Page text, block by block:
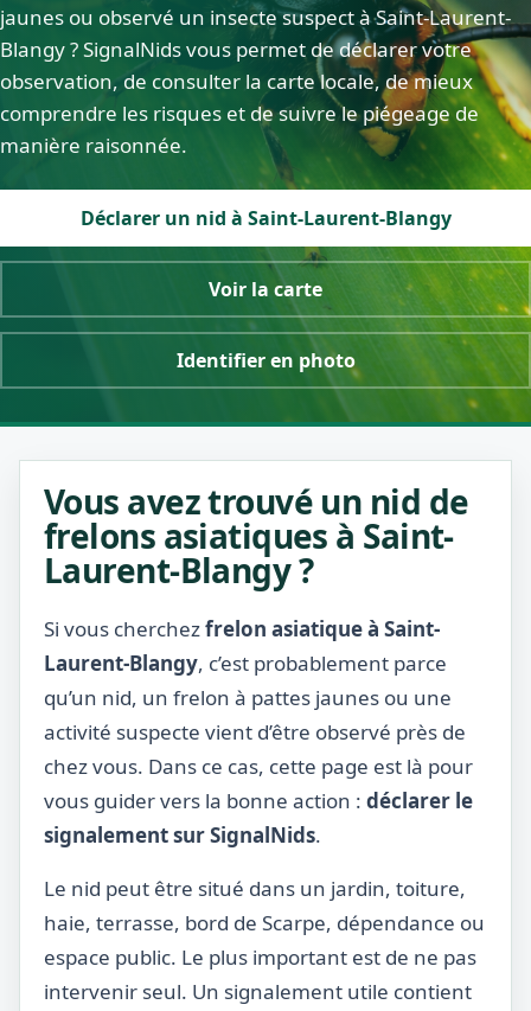
jaunes ou observé un insecte suspect à Saint-Laurent-
Blangy ? SignalNids vous permet de déclarer votre
observation, de consulter la carte locale, de mieux
comprendre les risques et de suivre le piégeage de
manière raisonnée.
Déclarer un nid à Saint-Laurent-Blangy
Voir la carte
Identifier en photo
Vous avez trouvé un nid de
frelons asiatiques à Saint-
Laurent-Blangy ?
Si vous cherchezfrelon asiatique à Saint-
Laurent-Blangy, c’est probablement parce
qu’un nid, un frelon à pattes jaunes ou une
activité suspecte vient d’être observé près de
chez vous. Dans ce cas, cette page est là pour
vous guider vers la bonne action : déclarer le
signalement sur SignalNids.
Le nid peut être situé dans un jardin, toiture,
haie, terrasse, bord de Scarpe, dépendance ou
espace public. Le plus important est de ne pas
intervenir seul. Un signalement utile contient